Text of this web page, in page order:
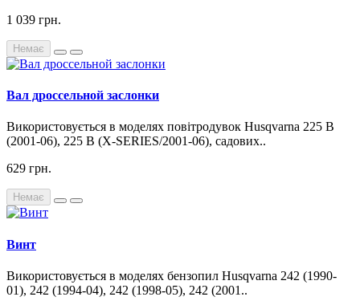
1 039 грн.
Немає
Вал дроссельной заслонки
Використовується в моделях повітродувок Husqvarna 225 B
(2001-06), 225 B (X-SERIES/2001-06), садових..
629 грн.
Немає
Винт
Використовується в моделях бензопил Husqvarna 242 (1990-
01), 242 (1994-04), 242 (1998-05), 242 (2001..